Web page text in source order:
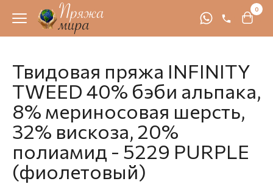
0
Твидовая пряжа INFINITY
TWEED 40% бэби альпака,
8% мериносовая шерсть,
32% вискоза, 20%
полиамид - 5229 PURPLE
(фиолетовый)